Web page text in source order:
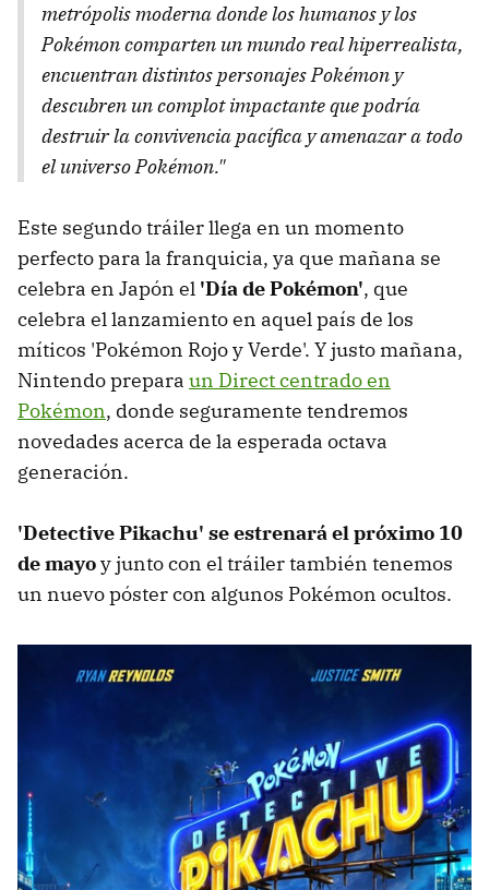
metrópolis moderna donde los humanos y los
Pokémon comparten un mundo real hiperrealista,
encuentran distintos personajes Pokémon y
descubren un complot impactante que podría
destruir la convivencia pacífica y amenazar a todo
el universo Pokémon."
Este segundo tráiler llega en un momento
perfecto para la franquicia, ya que mañana se
celebra en Japón el 'Día de Pokémon', que
celebra el lanzamiento en aquel país de los
míticos 'Pokémon Rojo y Verde'. Y justo mañana,
Nintendo prepara un Direct centrado en
Pokémon, donde seguramente tendremos
novedades acerca de la esperada octava
generación.
'Detective Pikachu' se estrenará el próximo 10
de mayoy junto con el tráiler también tenemos
un nuevo póster con algunos Pokémon ocultos.